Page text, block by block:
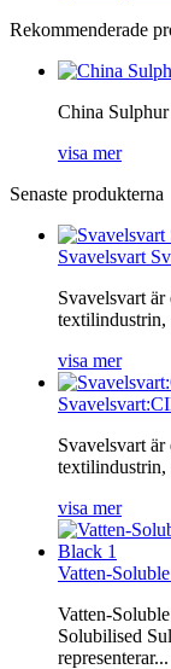
Rekommenderade
China
visa mer
Senaste produkterna
Svavelsvart
Svavelsvart är
textilindustrin,
visa mer
Svavelsvart är
textilindustrin,
visa mer
Vatten-
Vatten-
Solubilised
representerar...